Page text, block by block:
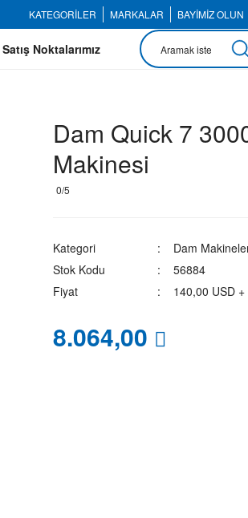
KATEGORİLER MARKALAR BAYİMİZ OLUN
Satış Noktalarımız
Dam Quick 7
Makinesi
0/5
Kategori
Dam
Stok Kodu
56884
Fiyat
140,00 USD +
8.064,00